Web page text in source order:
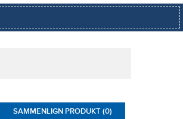
SAMMENLIGN PRODUKT (0)